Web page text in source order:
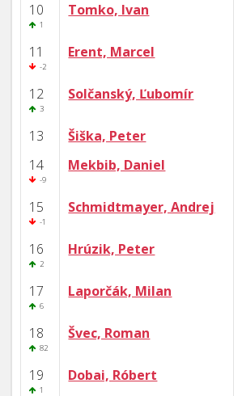
10
1
Tomko, Ivan
11
-2
Erent, Marcel
12
3
Solčanský, Ľubomír
13 Šiška, Peter
14
-9
Mekbib, Daniel
15
-1
Schmidtmayer, Andrej
16
2
Hrúzik, Peter
17
6
Laporčák, Milan
18
82
Švec, Roman
19
1
Dobai, Róbert